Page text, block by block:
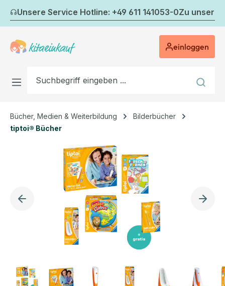
Zum Hauptinhalt springen
Unsere Service Hotline: +49 611 141053-0Zu
einloggen
Bücher, Medien & Weiterbildung
Bilderbücher
tiptoi® Bücher
Bildergalerie überspringen